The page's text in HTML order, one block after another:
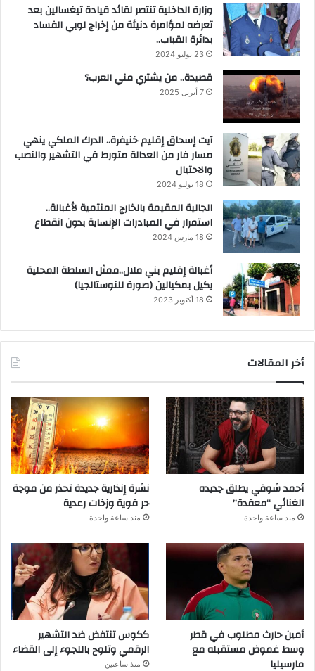
وزارة الداخلية تنتصر لقائد قيادة تيغسالين بعد
تعرضه لمؤامرة دنيئة من إخراج لوبي الفساد
بدائرة القباب..
23 يوليو 2024
قصيدة.. من يشتري مني العرب؟
7 أبريل 2025
آيت إسحاق إقليم خنيفرة.. الدرك الملكي ينهي
مسار فار من العدالة متورط في التشهير والنصب
والاحتيال
18 يوليو 2024
الجالية المقيمة بالخارج المنتمية لأغبالة..
استمرار في المبادرات الإنساية بدون انقطاع
18 مارس 2024
أغبالة إقليم بني ملال..ممثل السلطة المحلية
يكيل بمكيالين (صورة للنوستالجيا)
18 أكتوبر 2023
أخر المقالات
أحمد شوقي يطلق جديده
الغنائي “معقدة”
منذ ساعة واحدة
نشرة إنذارية جديدة تحذر من موجة
حر قوية وزخات رعدية
منذ ساعة واحدة
أمين حارث مطلوب في قطر
وسط غموض مستقبله مع
مارسيليا
ككوس تنتفض ضد التشهير
الرقمي وتلوح باللجوء إلى القضاء
منذ ساعتين